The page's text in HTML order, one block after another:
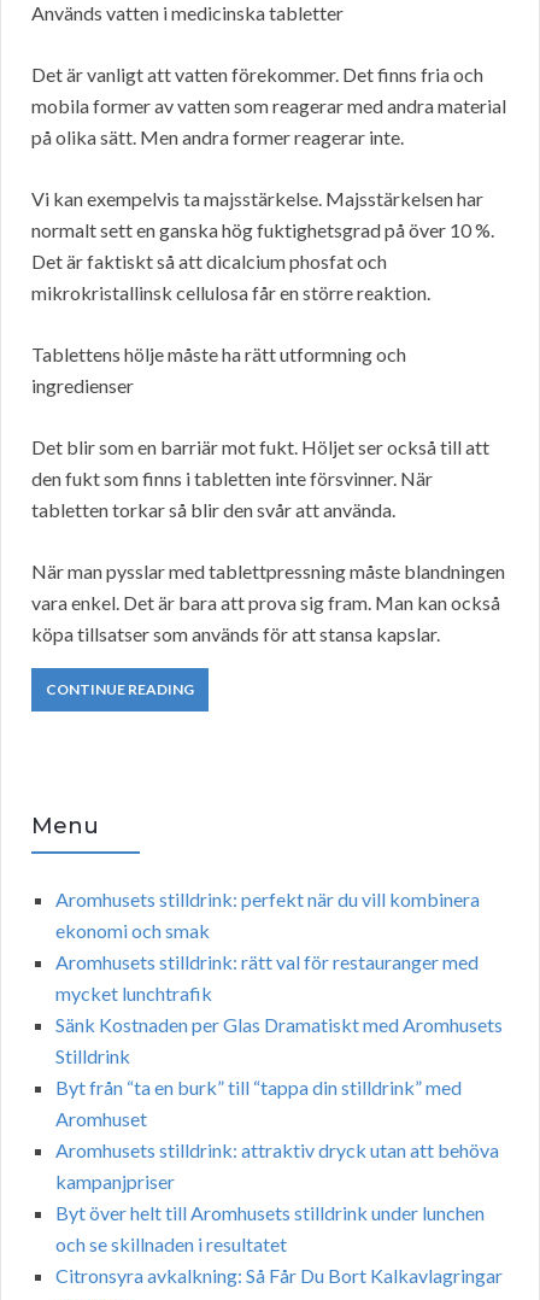
Används vatten i medicinska tabletter
Det är vanligt att vatten förekommer. Det finns fria och
mobila former av vatten som reagerar med andra material
på olika sätt. Men andra former reagerar inte.
Vi kan exempelvis ta majsstärkelse. Majsstärkelsen har
normalt sett en ganska hög fuktighetsgrad på över 10 %.
Det är faktiskt så att dicalcium phosfat och
mikrokristallinsk cellulosa får en större reaktion.
Tablettens hölje måste ha rätt utformning och
ingredienser
Det blir som en barriär mot fukt. Höljet ser också till att
den fukt som finns i tabletten inte försvinner. När
tabletten torkar så blir den svår att använda.
När man pysslar med tablettpressning måste blandningen
vara enkel. Det är bara att prova sig fram. Man kan också
köpa tillsatser som används för att stansa kapslar.
CONTINUE READING
Menu
Aromhusets stilldrink: perfekt när du vill kombinera
ekonomi och smak
Aromhusets stilldrink: rätt val för restauranger med
mycket lunchtrafik
Sänk Kostnaden per Glas Dramatiskt med Aromhusets
Stilldrink
Byt från “ta en burk” till “tappa din stilldrink” med
Aromhuset
Aromhusets stilldrink: attraktiv dryck utan att behöva
kampanjpriser
Byt över helt till Aromhusets stilldrink under lunchen
och se skillnaden i resultatet
Citronsyra avkalkning: Så Får Du Bort Kalkavlagringar